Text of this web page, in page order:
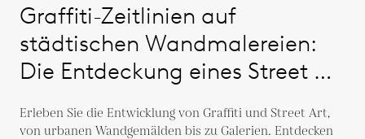
Graffiti-Zeitlinien auf
städtischen Wandmalereien:
Die Entdeckung eines Street Art
Erleben Sie die Entwicklung von Graffiti und Street Art,
von urbanen Wandgemälden bis zu Galerien. Entdecken